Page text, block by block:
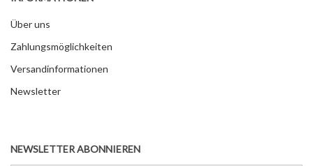
Über uns
Zahlungsmöglichkeiten
Versandinformationen
Newsletter
NEWSLETTER ABONNIEREN